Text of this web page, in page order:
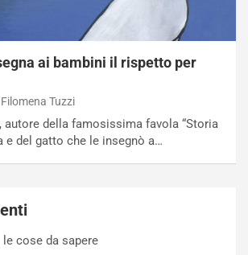
ai bambini il rispetto per
Filomena Tuzzi
autore della famosissima favola “Storia
e del gatto che le insegnò a…
cose da sapere